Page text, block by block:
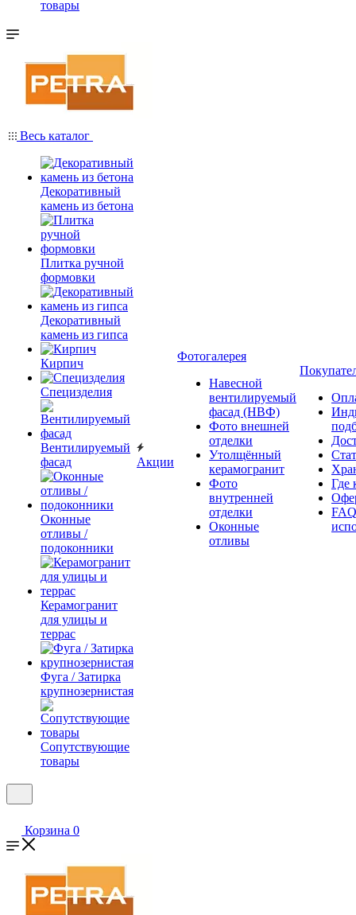
товары
Весь каталог
Декоративный
камень из бетона
Плитка ручной
формовки
Декоративный
камень из гипса
Кирпич
Специзделия
Вентилируемый
фасад
Оконные
отливы /
подоконники
Керамогранит
для улицы и
террас
Фуга / Затирка
крупнозернистая
Сопутствующие
товары
Акции
Фотогалерея
Навесной
вентилируемый
фасад (НВФ)
Фото внешней
отделки
Утолщённый
керамогранит
Фото
внутренней
отделки
Оконные
отливы
Где
Корзина 0